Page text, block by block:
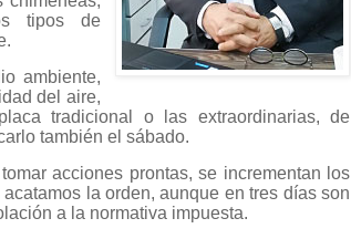
tipos de
ambiente,
del aire,
tradicional o las extraordinarias, de
también el sábado.
acciones prontas, se incrementan los
la orden, aunque en tres días son
a la normativa impuesta.